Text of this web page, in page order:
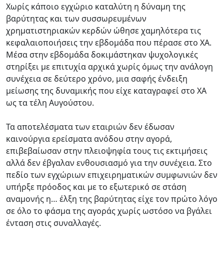
Χωρίς κάποιο εγχώριο καταλύτη η δύναμη της
βαρύτητας και των συσσωρευμένων
χρηματιστηριακών κερδών ώθησε χαμηλότερα τις
κεφαλαιοποιήσεις την εβδομάδα που πέρασε στο ΧΑ.
Μέσα στην εβδομάδα δοκιμάστηκαν ψυχολογικές
στηρίξει με επιτυχία αρχικά χωρίς όμως την ανάλογη
συνέχεια σε δεύτερο χρόνο, μια σαφής ένδειξη
μείωσης της δυναμικής που είχε καταγραφεί στο ΧΑ
ως τα τέλη Αυγούστου.
Τα αποτελέσματα των εταιριών δεν έδωσαν
καινούργια ερείσματα ανόδου στην αγορά,
επιβεβαίωσαν στην πλειοψηφία τους τις εκτιμήσεις
αλλά δεν έβγαλαν ενθουσιασμό για την συνέχεια. Στο
πεδίο των εγχώριων επιχειρηματικών συμφωνιών δεν
υπήρξε πρόοδος και με το εξωτερικό σε στάση
αναμονής η… έλξη της βαρύτητας είχε τον πρώτο λόγο
σε όλο το φάσμα της αγοράς χωρίς ωστόσο να βγάλει
ένταση στις συναλλαγές.